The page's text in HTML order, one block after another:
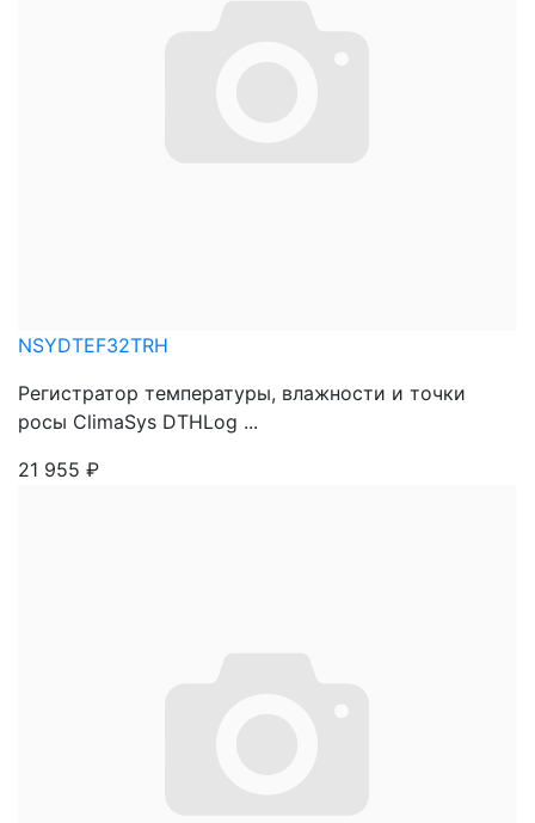
NSYDTEF32TRH
Регистратор температуры, влажности и точки
росы ClimaSys DTHLog ...
21 955 ₽